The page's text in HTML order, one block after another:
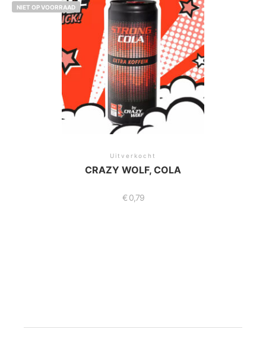
NIET OP VOORRAAD
Uitverkocht
CRAZY WOLF, COLA
€0,79